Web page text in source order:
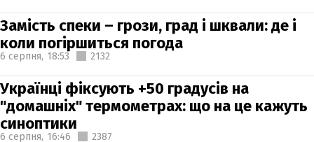
Замість спеки – грози, град і шквали: де і
коли погіршиться погода
6 серпня, 18:53 2132
Українці фіксують +50 градусів на
"домашніх" термометрах: що на це кажуть
синоптики
6 серпня, 16:46 2387